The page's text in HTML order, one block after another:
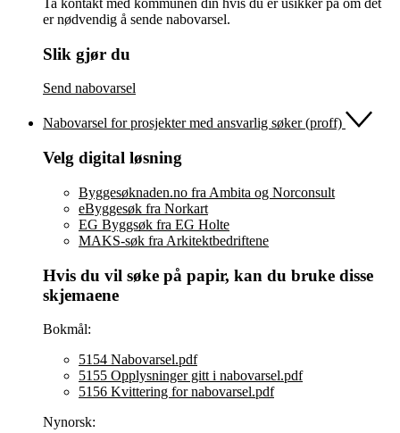
Ta kontakt med kommunen din hvis du er usikker på om det
er nødvendig å sende nabovarsel.
Slik gjør du
Send nabovarsel
Nabovarsel for prosjekter med ansvarlig søker (proff)
Velg digital løsning
Byggesøknaden.no fra Ambita og Norconsult
eByggesøk fra Norkart
EG Byggsøk fra EG Holte
MAKS-søk fra Arkitektbedriftene
Hvis du vil søke på papir, kan du bruke disse
skjemaene
Bokmål:
5154 Nabovarsel.pdf
5155 Opplysninger gitt i nabovarsel.pdf
5156 Kvittering fornabovarsel.pdf
Nynorsk: